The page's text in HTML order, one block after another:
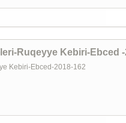
Kebiri-Ebced-2018-162